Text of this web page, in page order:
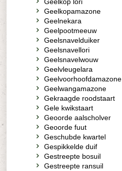
Geelkopamazone
Geelnekara
Geelpootmeeuw
Geelsnavelduiker
Geelsnavellori
Geelsnavelwouw
Geelvleugelara
Geelvoorhoofdamazone
Geelwangamazone
Gekraagde roodstaart
Gele kwikstaart
Geoorde aalscholver
Geoorde fuut
Geschubde kwartel
Gespikkelde duif
Gestreepte bosuil
Gestreepte ransuil